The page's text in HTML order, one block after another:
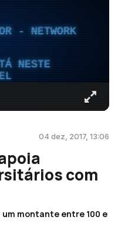
- NETWORK
NESTE
04 dez, 2017, 13:06
com
montante entre 100 e